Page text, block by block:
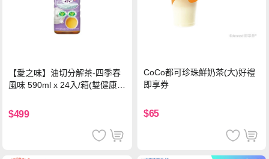
【愛之味】油切分解茶-四季春
風味 590ml x 24入/箱(雙健康認
$499
CoCo都可珍珠鮮奶茶(大)好禮
即享券
$65